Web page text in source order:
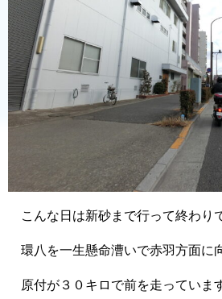
こんな日は新砂まで行って終わり
環八を一生懸命漕いで赤羽方面に
原付が３０キロで前を走っていま